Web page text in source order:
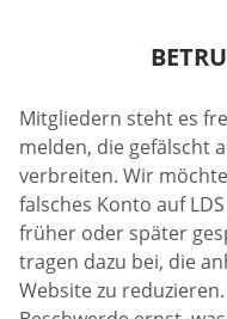
Mitgliedern steht es
melden, die gefälscht
verbreiten. Wir
falsches Konto auf
früher oder später
tragen dazu bei, die
Website zu